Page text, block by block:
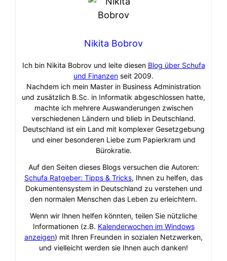
Nikita Bobrov
Ich bin Nikita Bobrov und leite diesen Blog über Schufa
und Finanzen seit 2009.
Nachdem ich mein Master in Business Administration
und zusätzlich B.Sc. in Informatik abgeschlossen hatte,
machte ich mehrere Auswanderungen zwischen
verschiedenen Ländern und blieb in Deutschland.
Deutschland ist ein Land mit komplexer Gesetzgebung
und einer besonderen Liebe zum Papierkram und
Bürokratie.
Auf den Seiten dieses Blogs versuchen die Autoren:
Schufa Ratgeber: Tipps & Tricks, Ihnen zu helfen, das
Dokumentensystem in Deutschland zu verstehen und
den normalen Menschen das Leben zu erleichtern.
Wenn wir Ihnen helfen könnten, teilen Sie nützliche
Informationen (z.B. Kalenderwochen im Windows
anzeigen) mit Ihren Freunden in sozialen Netzwerken,
und vielleicht werden sie Ihnen auch danken!